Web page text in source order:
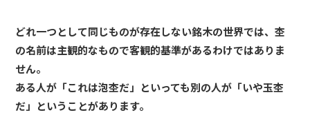
どれ一つとして同じものが存在しない銘木の世界では、杢
の名前は主観的なもので客観的基準があるわけではありま
せん。
ある人が「これは泡杢だ」といっても別の人が「いや玉杢
だ」ということがあります。